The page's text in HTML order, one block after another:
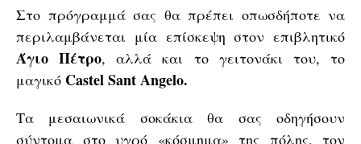
Στο πρόγραμμά σας θα πρέπει οπωσδήποτε να
περιλαμβάνεται μία επίσκεψη στον επιβλητικό
Άγιο Πέτρο, αλλά και το γειτονάκι του, το
μαγικό Castel Sant Angelo.
Τα μεσαιωνικά σοκάκια θα σας οδηγήσουν
σύντομα στο υγρό «κόσμημα» της πόλης, τον